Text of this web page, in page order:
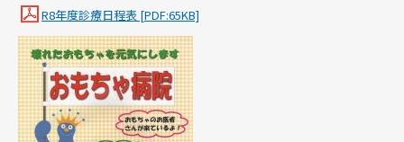
R8年度診療日程表 [PDF:65KB]